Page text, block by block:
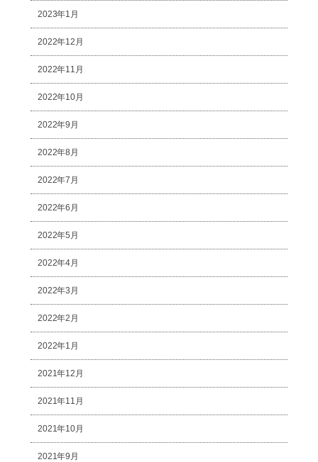
2023年1月
2022年12月
2022年11月
2022年10月
2022年9月
2022年8月
2022年7月
2022年6月
2022年5月
2022年4月
2022年3月
2022年2月
2022年1月
2021年12月
2021年11月
2021年10月
2021年9月